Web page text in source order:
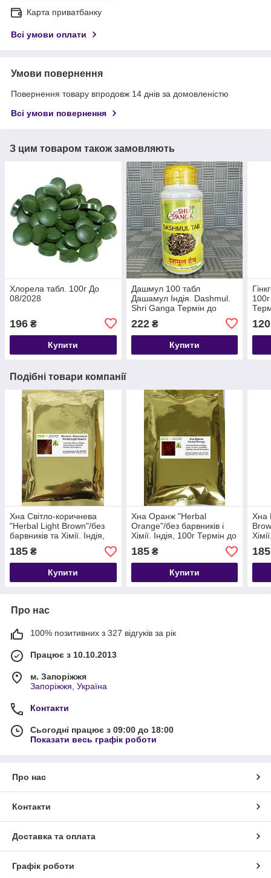
Карта приватбанку
Всі умови оплати
Умови повернення
Повернення товару впродовж 14 днів за домовленістю
Всі умови повернення
З цим товаром також замовляють
Хлорела табл. 100г До
08/2028
196 ₴
Купити
Дашмул 100 табл
Дашамул Індія. Dashmul.
Shri Ganga Термін до
222₴
Купити
120
Подібні товари компанії
Хна Світло-коричнева
"Herbal Light Brown"/без
барвників та Хімії. Індія,
185 ₴
Купити
Хна Оранж "Herbal
Orange"/без барвників і
Хімії. Індія, 100г Термін до
185₴
Купити
Хна
185
Про нас
100% позитивних з 327 відгуків за рік
Працює з 10.10.2013
м. Запоріжжя
Запоріжжя, Україна
Контакти
Сьогодні працює з 09:00 до 18:00
Показати весь графік роботи
Про нас
Контакти
Доставка та оплата
Графік роботи